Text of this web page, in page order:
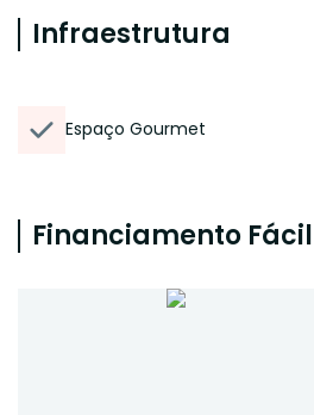
Infraestrutura
Espaço Gourmet
Financiamento Fácil